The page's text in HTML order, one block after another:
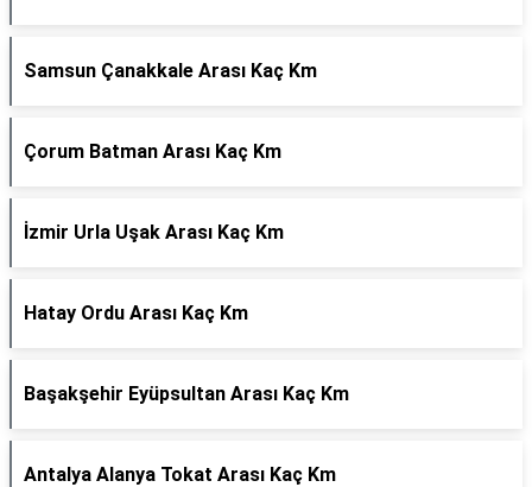
Samsun Çanakkale Arası Kaç Km
Çorum Batman Arası Kaç Km
İzmir Urla Uşak Arası Kaç Km
Hatay Ordu Arası Kaç Km
Başakşehir Eyüpsultan Arası Kaç Km
Antalya Alanya Tokat Arası Kaç Km